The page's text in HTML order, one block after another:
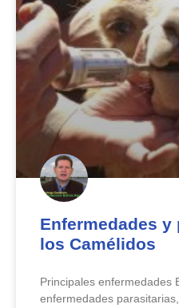
Enfermedades y
los Camélidos
Principales enfermedades
enfermedades